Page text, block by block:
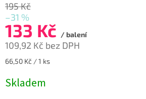
195 Kč
–31 %
133 Kč / balení
109,92 Kč bez DPH
Měrná
66,50 Kč / 1 ks
Skladem